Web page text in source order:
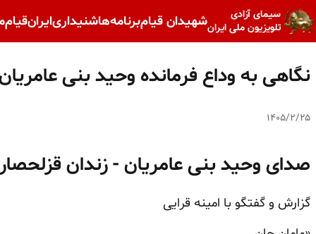
سیمای آزادی
تلویزیون ملی ایرانشهیدان قیامبرنامه‌هاشنیداریایرانقیام
نگاهی به وداع فرمانده وحید بنی
۱۴۰۵/۲/۲۵
صدای وحید بنی عامریان - زندان
گزارش و گفتگو با امینه قرایی